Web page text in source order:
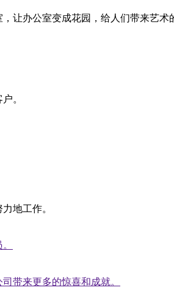
让办公室变成花园，给人们带来艺术
。
地工作。
带来更多的惊喜和成就。